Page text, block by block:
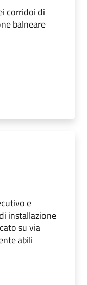
corridoi di
balneare
e
installazione
su via
abili